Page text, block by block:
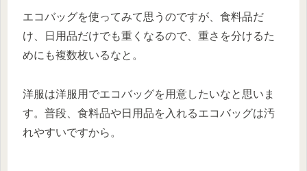
エコバッグを使ってみて思うのですが、食料品だ
け、日用品だけでも重くなるので、重さを分けるた
めにも複数枚いるなと。
洋服は洋服用でエコバッグを用意したいなと思いま
す。普段、食料品や日用品を入れるエコバッグは汚
れやすいですから。